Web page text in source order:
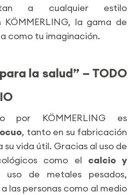
a cualquier estilo
la gama de
como tu imaginación.
la salud” – TODO
por KÖMMERLING es
, tanto en su fabricación
vida útil. Gracias al uso de
como el calcio y
de metales pesados,
las personas como al medio